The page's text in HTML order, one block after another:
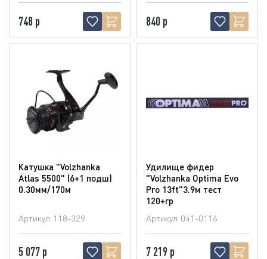
748 р 840 р
Катушка "Volzhanka
Atlas 5500" (6+1 подш)
0.30мм/170м
Артикул 118-329
5 077 р
Удилище фидер
"Volzhanka Optima Evo
Pro 13ft"3.9м тест
120+гр
Артикул 041-0116
7 219 р